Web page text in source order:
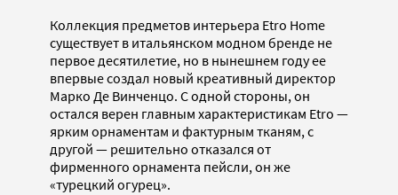
Коллекция предметов интерьера Etro Home
существует в итальянском модном бренде не
первое десятилетие, но в нынешнем году ее
впервые создал новый креативный директор
Марко Де Винченцо. С одной стороны, он
остался верен главным характеристикам Etro —
ярким орнаментам и фактурным тканям, с
другой — решительно отказался от
фирменного орнамента пейсли, он же
«турецкий огурец».